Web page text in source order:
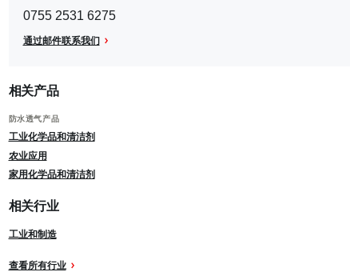
中
国
0755 2531 6275
通过邮件联系我们
相关产品
防水透气产品
工业化学品和清洁剂
农业应用
家用化学品和清洁剂
相关行业
工业和制造
查看所有行业